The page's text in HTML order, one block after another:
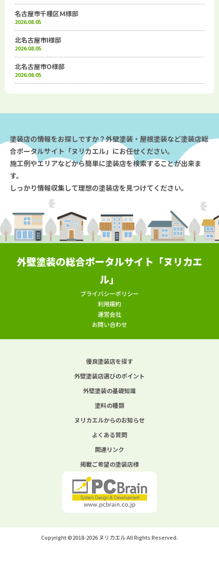
名古屋市千種区Ｍ様邸
2026.08.05
北名古屋市I様邸
2026.08.05
北名古屋市O様邸
2026.08.05
塗装店の情報をお探しですか？外壁塗装・屋根塗装など塗装店総
合ポータルサイト「ヌリカエル」にお任せください。
施工例やエリアなどから簡単に塗装店を検索することが出来ま
す。
しっかり情報収集して理想の塗装店を見つけてください。
外壁塗装の総合ポータルサイト「ヌリカエ
ル」
プライバシーポリシー
利用規約
運営会社
お問い合わせ
優良塗装店を探す
外壁塗装店選びのポイント
外壁塗装の基礎知識
塗料の種類
ヌリカエルからのお知らせ
よくある質問
関連リンク
掲載ご希望の塗装店様
Copyright ©2018-2026 ヌリカエル All Rights Reserved.